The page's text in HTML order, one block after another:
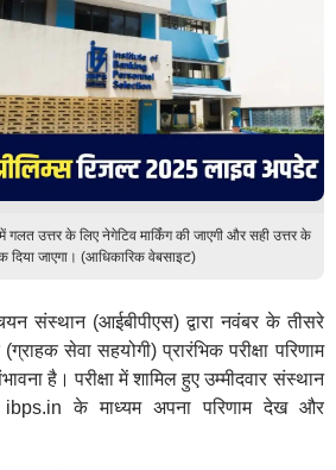
में गलत उत्तर के लिए नेगेटिव मार्किंग की जाएगी और सही उत्तर के
दिया जाएगा। (आधिकारिक वेबसाइट)
संस्थान (आईबीपीएस) द्वारा नवंबर के तीसरे
सेवा सहयोगी) प्रारंभिक परीक्षा परिणाम
है। परीक्षा में शामिल हुए उम्मीदवार संस्थान
ibps.in के माध्यम अपना परिणाम देख और